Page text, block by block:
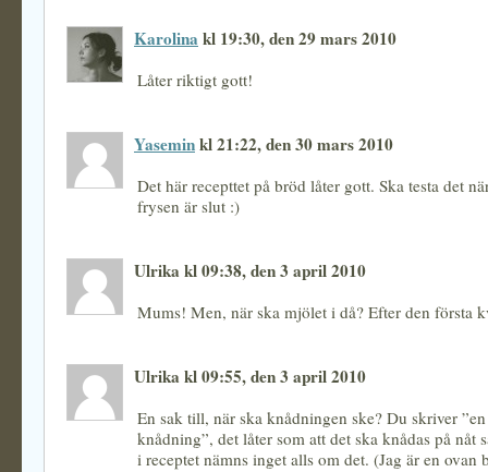
Karolina kl 19:30, den 29 mars 2010
Låter riktigt gott!
Yaseminkl 21:22, den 30 mars 2010
Det här recepttet på bröd låter gott. Ska testa det
frysen är slut :)
Ulrika kl 09:38, den 3 april 2010
Mums! Men, när ska mjölet i då? Efter den första
Ulrika kl 09:55, den 3 april 2010
En sak till, när ska knådningen ske? Du skriver
knådning”, det låter som att det ska knådas på nåt
i receptet nämns inget alls om det. (Jag är en ovan